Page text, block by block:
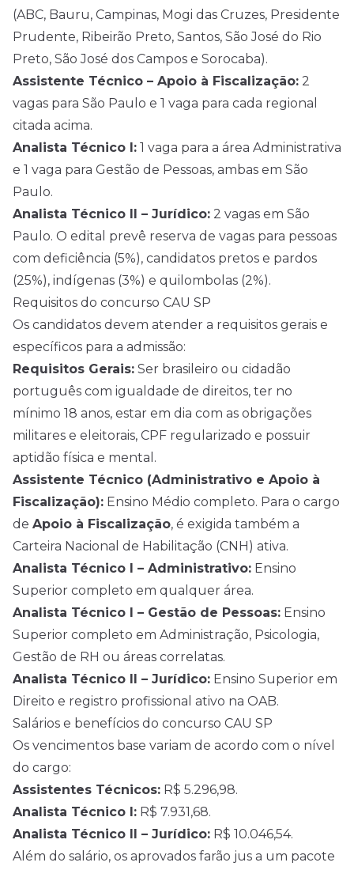
(ABC, Bauru, Campinas, Mogi das Cruzes, Presidente
Prudente, Ribeirão Preto, Santos, São José do Rio
Preto, São José dos Campos e Sorocaba).
Assistente Técnico – Apoio à Fiscalização: 2
vagas para São Paulo e 1 vaga para cada regional
citada acima.
Analista Técnico I: 1 vaga para a área Administrativa
e 1 vaga para Gestão de Pessoas, ambas em São
Paulo.
Analista Técnico II – Jurídico: 2 vagas em São
Paulo. O edital prevê reserva de vagas para pessoas
com deficiência (5%), candidatos pretos e pardos
(25%), indígenas (3%) e quilombolas (2%).
Requisitos do concurso CAU SP
Os candidatos devem atender a requisitos gerais e
específicos para a admissão:
Requisitos Gerais: Ser brasileiro ou cidadão
português com igualdade de direitos, ter no
mínimo 18 anos, estar em dia com as obrigações
militares e eleitorais, CPF regularizado e possuir
aptidão física e mental.
Assistente Técnico (Administrativo e Apoio à
Fiscalização): Ensino Médio completo. Para o cargo
de Apoio à Fiscalização, é exigida também a
Carteira Nacional de Habilitação (CNH) ativa.
Analista Técnico I – Administrativo: Ensino
Superior completo em qualquer área.
Analista Técnico I – Gestão de Pessoas: Ensino
Superior completo em Administração, Psicologia,
Gestão de RH ou áreas correlatas.
Analista Técnico II – Jurídico: Ensino Superior em
Direito e registro profissional ativo na OAB.
Salários e benefícios do concurso CAU SP
Os vencimentos base variam de acordo com o nível
do cargo:
Assistentes Técnicos: R$ 5.296,98.
Analista Técnico I: R$ 7.931,68.
Analista Técnico II – Jurídico: R$ 10.046,54.
Além do salário, os aprovados farão jus a um pacote